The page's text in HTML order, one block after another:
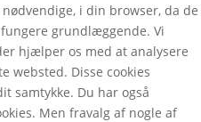
i din browser, da de
grundlæggende. Vi
hjælper os med at analysere
websted. Disse cookies
samtykke. Du har også
Men fravalg af nogle af